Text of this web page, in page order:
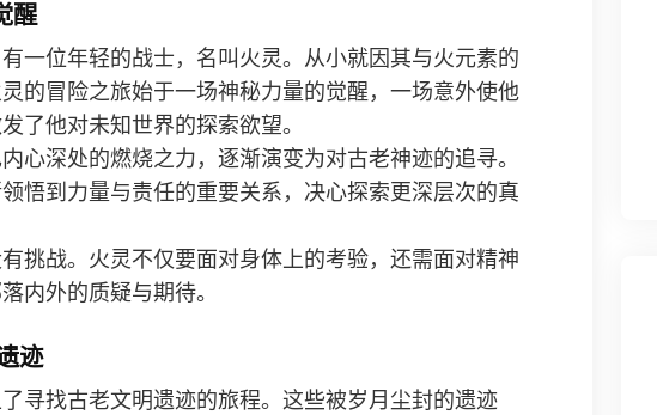
醒
一位年轻的战士，名叫火灵。从小就因其与火元素的
的冒险之旅始于一场神秘力量的觉醒，一场意外使他
了他对未知世界的探索欲望。
心深处的燃烧之力，逐渐演变为对古老神迹的追寻。
悟到力量与责任的重要关系，决心探索更深层次的真
挑战。火灵不仅要面对身体上的考验，还需面对精神
内外的质疑与期待。
迹
寻找古老文明遗迹的旅程。这些被岁月尘封的遗迹